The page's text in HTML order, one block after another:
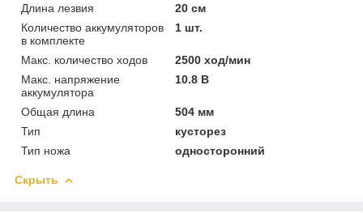
Длина лезвия
20 см
Количество аккумуляторов
в комплекте
1 шт.
Макс. количество ходов
2500 ход/мин
Макс. напряжение
аккумулятора
10.8 В
Общая длина
504 мм
Тип
кусторез
Тип ножа
односторонний
Скрыть